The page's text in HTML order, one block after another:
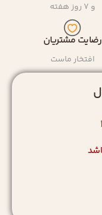
و ۷ روز هفته
رضایت مشتریان
افتخار ماست